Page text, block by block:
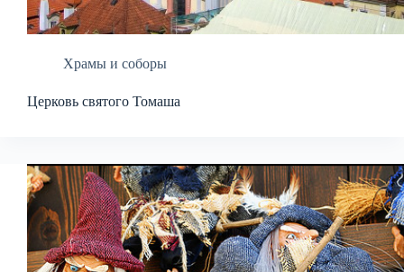
Храмы и соборы
Церковь святого Томаша